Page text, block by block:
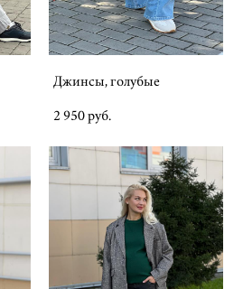
Джинсы, голубые
2 950 pуб.